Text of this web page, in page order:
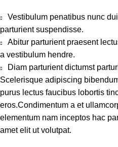
Vestibulum penatibus nunc
parturient suspendisse.
Abitur parturient praesent
a vestibulum hendre.
Diam parturient dictumst
Scelerisque adipiscing
purus lectus faucibus lobortis
eros.Condimentum a et
elementum nam inceptos hac
amet elit ut volutpat.